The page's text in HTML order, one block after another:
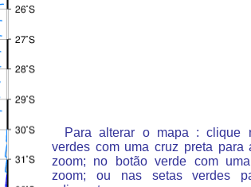
Para alterar o mapa : clique
verdes com uma cruz preta para
zoom; no botão verde com
zoom; ou nas setas verdes